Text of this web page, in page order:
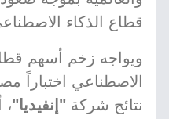
قطاع الذكاء
ويواجه زخم أسهم
الاصطناعي اختباراً
نتائج شركة "إنفيديا"،